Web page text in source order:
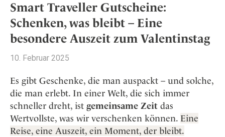
Alle Hotels
Alpine Lifestyle
City
Countryside
Mindful Traveller
New Member
Wellness
Destinationen
Alle Destinationen
Griechenland
Indien
Indonesien
Italien
Stories +
Alle Stories
Aktiv & Wellness
Culture
Design & Architektur
Eat & Drink
Shop +
Lifestylehotels BOOK
The Stylemate Magazin/e
Gutschein/Voucher
Alle Smart Deals
Smart Traveller
Newsletter Anmeldung
Newsletter
Become a member
+
Member Benefits
About us +
Smart Traveller Gutscheine:
Schenken, was bleibt – Eine
besondere Auszeit zum Valentinstag
10. Februar 2025
Es gibt Geschenke, die man auspackt – und solche,
die man erlebt. In einer Welt, die sich immer
schneller dreht, ist gemeinsame Zeit das
Wertvollste, was wir verschenken können. Eine
Reise, eine Auszeit, ein Moment, der bleibt.